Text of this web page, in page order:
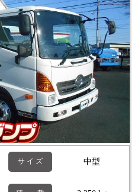
サ イ ズ 中型